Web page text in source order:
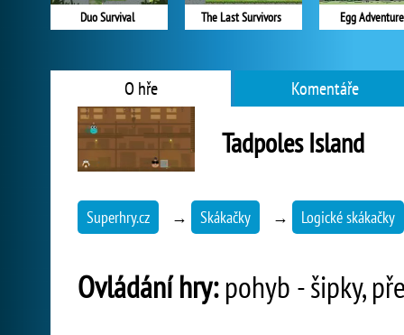
Duo Survival The Last Survivors Egg
O hře Komentáře
Tadpoles Island
Superhry.cz → Skákačky → Logické skákačky
Ovládání hry:pohyb - šipky,